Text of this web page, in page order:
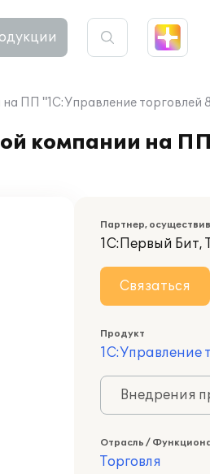
ПП "1С:Управление торговлей
компании на
Партнер,
1С:Первый Бит,
Связаться
Продукт
1С:Управление
Внедрения
Отрасль /
Торговля